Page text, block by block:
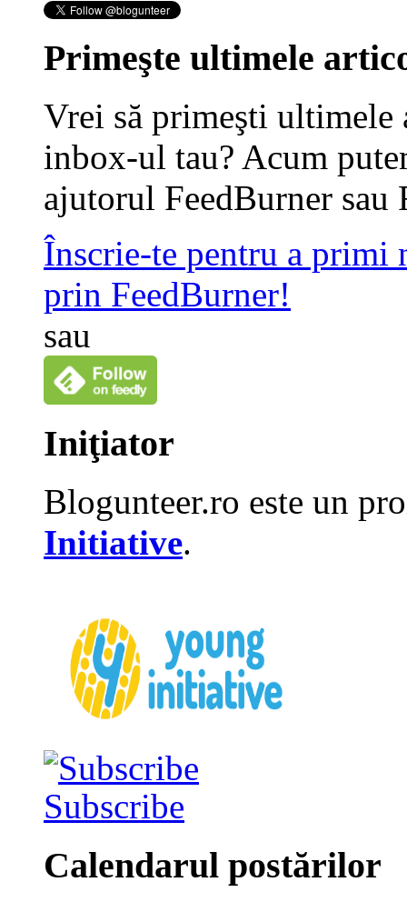
Primeşte ultimele
Vrei să primeşti
inbox-ul tau? Acum
ajutorul FeedBurner sau
Înscrie-te pentru a primi
prin FeedBurner!
sau
Iniţiator
Blogunteer.ro este un
Initiative.
Subscribe
Calendarul postărilor